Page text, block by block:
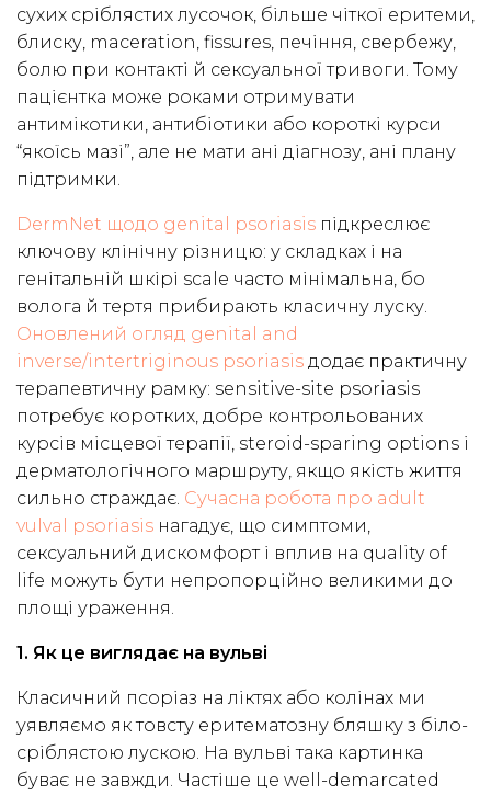
сухих сріблястих лусочок, більше чіткої еритеми,
блиску, maceration, fissures, печіння, свербежу,
болю при контакті й сексуальної тривоги. Тому
пацієнтка може роками отримувати
антимікотики, антибіотики або короткі курси
“якоїсь мазі”, але не мати ані діагнозу, ані плану
підтримки.
DermNet щодо genital psoriasis підкреслює
ключову клінічну різницю: у складках і на
генітальній шкірі scale часто мінімальна, бо
волога й тертя прибирають класичну луску.
Оновлений огляд genital and
inverse/intertriginous psoriasis додає практичну
терапевтичну рамку: sensitive-site psoriasis
потребує коротких, добре контрольованих
курсів місцевої терапії, steroid-sparing options і
дерматологічного маршруту, якщо якість життя
сильно страждає. Сучасна робота про adult
vulval psoriasis нагадує, що симптоми,
сексуальний дискомфорт і вплив на quality of
life можуть бути непропорційно великими до
площі ураження.
1. Як це виглядає на вульві
Класичний псоріаз на ліктях або колінах ми
уявляємо як товсту еритематозну бляшку з біло-
сріблястою лускою. На вульві така картинка
буває не завжди. Частіше це well-demarcated